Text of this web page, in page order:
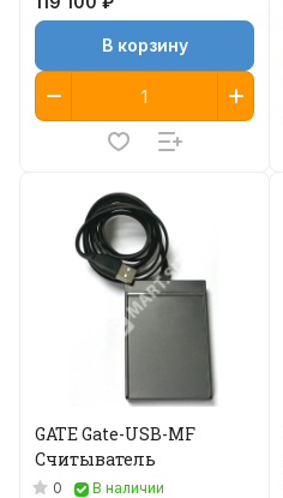
В корзину
GATE Gate-USB-MF
Считыватель
0
В наличии